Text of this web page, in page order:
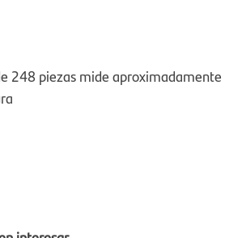
248 piezas mide aproximadamente